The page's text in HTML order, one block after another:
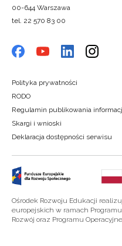
00-644 Warszawa
tel. 22 570 83 00
Polityka prywatności
RODO
Regulamin publikowania
Skargi i wnioski
Deklaracja dostępności serwisu
Ośrodek Rozwoju Edukacji
europejskich w ramach
Rozwój oraz Programu